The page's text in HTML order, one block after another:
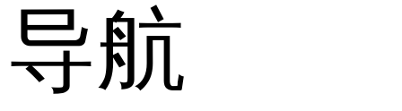
导航